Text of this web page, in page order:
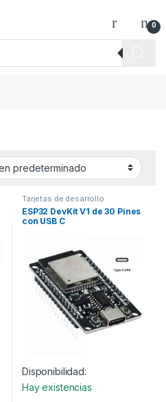
0
Tarjetas de desarrollo
ESP32 DevKit V1 de 30 Pines
con USB C
Disponibilidad:
Hay existencias